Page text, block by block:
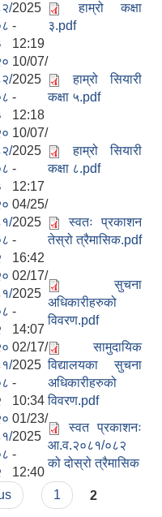
2025
-
12:19
हाम्रो कक्षा
३.pdf
10/07/
2025
-
12:18
हाम्रो सियारी
कक्षा ५.pdf
10/07/
2025
-
12:17
हाम्रो सियारी
कक्षा ८.pdf
04/25/
2025
-
16:42
स्वतः प्रकाशन
तेस्रो त्रैमासिक.pdf
02/17/
2025
-
14:07
सुचना
अधिकारीहरुको
विवरण.pdf
02/17/
2025
-
10:34
सामुदायिक
विद्यालयका सुचना
अधिकारीहरुको
विवरण.pdf
01/23/
2025
-
12:40
स्वत प्रकाशनः
आ.व.२०८१/०८२
को दोस्रो त्रैमासिक
1 2